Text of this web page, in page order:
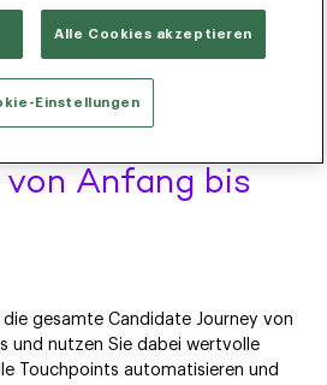
Anfang bis
gesamte Candidate Journey von
und nutzen Sie dabei wertvolle
Touchpoints automatisieren und
Alle Cookies akzeptieren
Einstellungen